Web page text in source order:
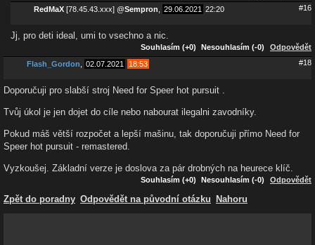
RedMaX [78.45.43.xxx] @Sempron 29.06.2021 22:20 #16
Jj, pro deti ideal, umi to vsechno a nic.
Souhlasím (+0) Nesouhlasím (-0) Odpovědět
Flash_Gordon 02.07.2021 18:53 #18
Doporučuji pro slabší stroj Need for Speer hot pursuit .
Tvůj úkol je jen dojet do cíle nebo nabourat ilegalni zavodníky.
Pokud máš větší rozpočet a lepší mašinu, tak doporučuji přímo Need for
Speer hot pursuit - remastered.
Vyzkoušej. Základní verze je doslova za pár drobných na heurece klíč.
Souhlasím (+0) Nesouhlasím (-0) Odpovědět
Zpět do poradny Odpovědět na původní otázku Nahoru